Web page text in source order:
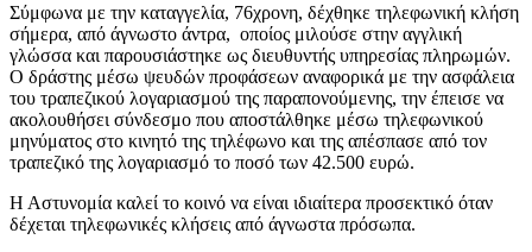
Σύμφωνα με την καταγγελία, 76χρονη, δέχθηκε τηλεφωνική κλήση
σήμερα, από άγνωστο άντρα, οποίος μιλούσε στην αγγλική
γλώσσα και παρουσιάστηκε ως διευθυντής υπηρεσίας πληρωμών.
Ο δράστης μέσω ψευδών προφάσεων αναφορικά με την ασφάλεια
του τραπεζικού λογαριασμού της παραπονούμενης, την έπεισε να
ακολουθήσει σύνδεσμο που αποστάλθηκε μέσω τηλεφωνικού
μηνύματος στο κινητό της τηλέφωνο και της απέσπασε από τον
τραπεζικό της λογαριασμό το ποσό των 42.500 ευρώ.
Η Αστυνομία καλεί το κοινό να είναι ιδιαίτερα προσεκτικό όταν
δέχεται τηλεφωνικές κλήσεις από άγνωστα πρόσωπα.